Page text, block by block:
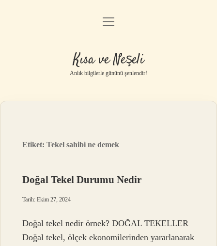
Anasayfa
Yasal Uyarı
menüyü
Kısa ve Neşeli
Anlık bilgilerle gününü şenlendir!
Etiket:Tekel sahibi ne demek
Doğal Tekel Durumu Nedir
Tarih: Ekim 27, 2024
Doğal tekel nedir örnek? DOĞAL TEKELLER
Doğal tekel, ölçek ekonomilerinden yararlanarak